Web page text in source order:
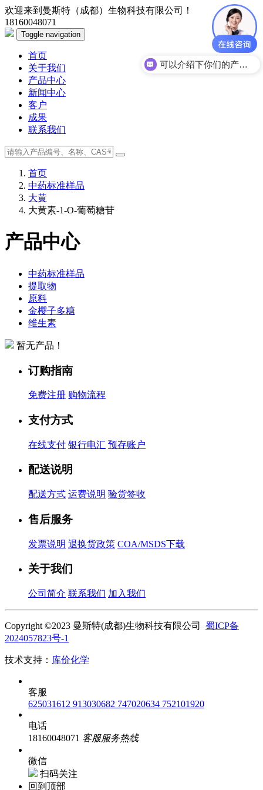
欢迎来到曼斯特（成都）生物科技有限公司！
18160048071
Toggle navigation
首页
关于我们
产品中心
新闻中心
客户
成果
联系我们
首页
中药标准样品
大黄
大黄素-1-O-葡萄糖苷
产品中心
中药标准样品
提取物
原料
金樱子多糖
维生素
暂无产品！
订购指南
免费注册 购物流程
支付方式
在线支付 银行电汇 预存账户
配送说明
配送方式 运费说明 验货签收
售后服务
发票说明 退换货政策 COA/MSDS下载
关于我们
公司简介 联系我们 加入我们
Copyright ©2023 曼斯特(成都)生物科技有限公司 蜀ICP备
2024057823号-1
技术支持： 库价化学
客服
625031612 913030682 747020634 752101920
电话
18160048071 客服服务热线
微信
扫码关注
回到顶部
可以介绍下你们的产品么？